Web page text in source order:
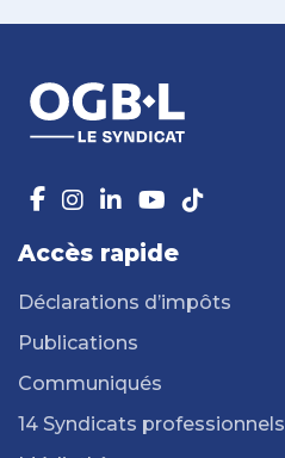
Accès rapide
Déclarations d’impôts
Publications
Communiqués
14 Syndicats professionnels